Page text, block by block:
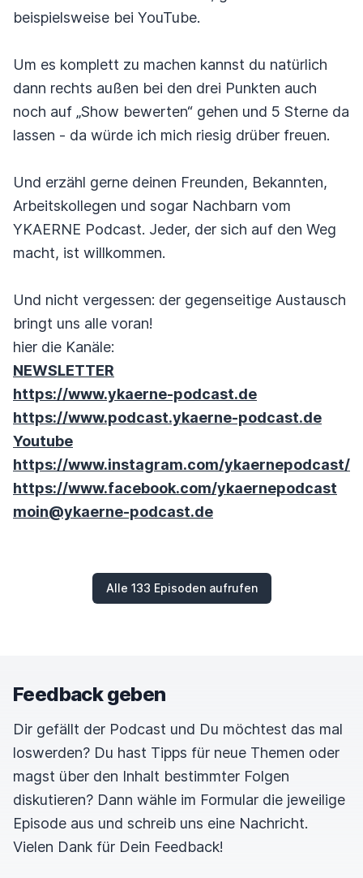
beispielsweise bei YouTube.
Um es komplett zu machen kannst du natürlich
dann rechts außen bei den drei Punkten auch
noch auf „Show bewerten“ gehen und 5 Sterne da
lassen - da würde ich mich riesig drüber freuen.
Und erzähl gerne deinen Freunden, Bekannten,
Arbeitskollegen und sogar Nachbarn vom
YKAERNE Podcast. Jeder, der sich auf den Weg
macht, ist willkommen.
Und nicht vergessen: der gegenseitige Austausch
bringt uns alle voran!
hier die Kanäle:
NEWSLETTER
https://www.ykaerne-podcast.de
https://www.podcast.ykaerne-podcast.de
Youtube
https://www.instagram.com/ykaernepodcast/
https://www.facebook.com/ykaernepodcast
moin@ykaerne-podcast.de
Alle 133 Episoden aufrufen
Feedback geben
Dir gefällt der Podcast und Du möchtest das mal
loswerden? Du hast Tipps für neue Themen oder
magst über den Inhalt bestimmter Folgen
diskutieren? Dann wähle im Formular die jeweilige
Episode aus und schreib uns eine Nachricht.
Vielen Dank für Dein Feedback!